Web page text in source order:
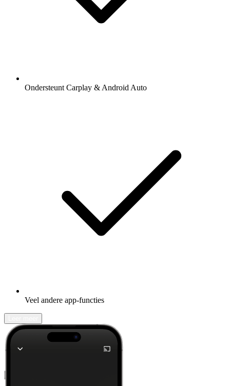
Ondersteunt Carplay & Android Auto
Veel andere app-functies